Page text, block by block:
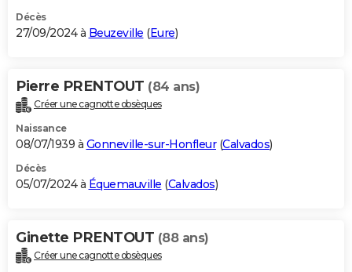
Décès
27/09/2024 à Beuzeville (Eure)
Pierre PRENTOUT (84 ans)
Créer une cagnotte obsèques
Naissance
08/07/1939 à Gonneville-sur-Honfleur(Calvados)
Décès
05/07/2024 à Équemauville (Calvados)
Ginette PRENTOUT (88 ans)
Créer une cagnotte obsèques